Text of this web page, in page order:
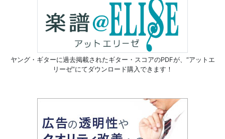
ヤング・ギターに過去掲載されたギター・スコアのPDFが、 “アットエ
リーゼ”にてダウンロード購入できます！